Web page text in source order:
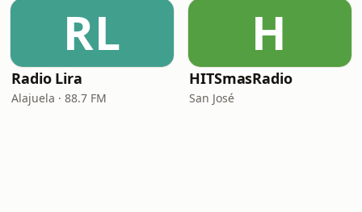
RL
Radio Lira
Alajuela · 88.7 FM
H
HITSmasRadio
San José